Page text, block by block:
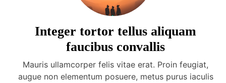
Integer tortor tellus aliquam
faucibus convallis
Mauris ullamcorper felis vitae erat. Proin feugiat,
augue non elementum posuere, metus purus iaculis